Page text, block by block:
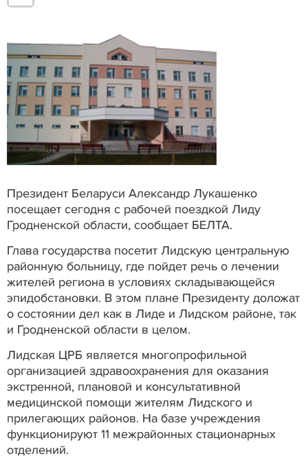
Президент Беларуси Александр Лукашенко
посещает сегодня с рабочей поездкой Лиду
Гродненской области, сообщает БЕЛТА.
Глава государства посетит Лидскую центральную
районную больницу, где пойдет речь о лечении
жителей региона в условиях складывающейся
эпидобстановки. В этом плане Президенту доложат
о состоянии дел как в Лиде и Лидском районе, так
и Гродненской области в целом.
Лидская ЦРБ является многопрофильной
организацией здравоохранения для оказания
экстренной, плановой и консультативной
медицинской помощи жителям Лидского и
прилегающих районов. На базе учреждения
функционируют 11 межрайонных стационарных
отделений.